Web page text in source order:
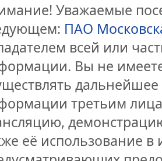
Уважаемые
ПАО
всей или
Вы не
третьим
её использование